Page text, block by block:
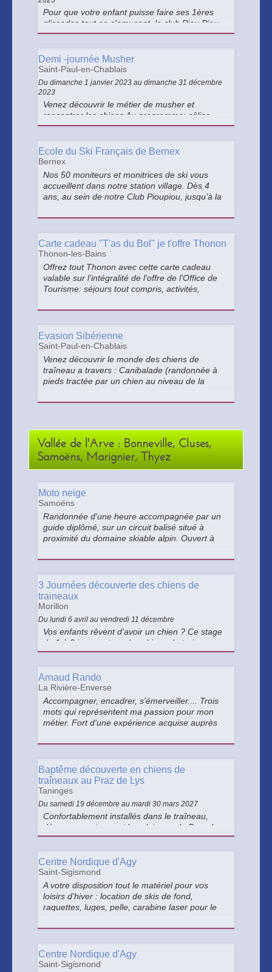
Pour que votre enfant puisse faire ses 1ères
glissades tout en s’amusant, le club Piou Piou
est une structure conçue pour l’apprentissage
cadre ludique et adapté. Pour les enfants de 4
et 5 ans.
Demi -journée Musher
Saint-Paul-en-Chablais
Du dimanche 1 janvier 2023 au dimanche 31 décembre
2023
Venez découvrir le métier de musher et
rencontrer les chiens Au programme: câlins,
brossage, explication du métier cani- balade
Ecole du Ski Français de Bernex
Bernex
Nos 50 moniteurs et monitrices de ski vous
accueillent dans notre station village. Dès 4
ans, au sein de notre Club Pioupiou, jusqu’à la
professionnel et convivial, en cours collectifs ou
Carte cadeau "T'as du Bol" je t'offre Thonon
Thonon-les-Bains
Offrez tout Thonon avec cette carte cadeau
valable sur l'intégralité de l'offre de l'Office de
Tourisme: séjours tout compris, activités,
produits du terroir, souvenirs... T'as du Bol avec
Evasion Sibérienne
Saint-Paul-en-Chablais
Venez découvrir le monde des chiens de
traîneau a travers : Canibalade (randonnée à
pieds tractée par un chien au niveau de la
Musher et camps d'été Ouvert tous les jours
Vallée de l'Arve : Bonneville, Cluses,
Samoëns, Marignier, Thyez
Moto neige
Samoëns
Randonnée d'une heure accompagnée par un
guide diplômé, sur un circuit balisé situé à
proximité du domaine skiable alpin. Ouvert à
3 Journées découverte des chiens de
traineaux
Morillon
Du lundi 6 avril au vendredi 11 décembre
Vos enfants rêvent d'avoir un chien ? Ce stage
de 1 à 3 jours autour des chiens de traineau
est fait pour lui ! 1 er secours canin, médiation
calins, promenade ! Confiez nous vos enfants
pendant 5h
Arnaud Rando
La Rivière-Enverse
Accompagner, encadrer, s'émerveiller.... Trois
mots qui représentent ma passion pour mon
métier. Fort d'une expérience acquise auprès
d"éducateur sportif m'a aujourd'hui conduit à
Baptême découverte en chiens de
traîneaux au Praz de Lys
Taninges
Du samedi 19 décembre au mardi 30 mars 2027
Confortablement installés dans le traîneau,
découvrez autrement les plateaux de Praz de
Lys et de Sommand, accompagnés de Thierry
passionnés et passionnants ! Réservation
avant votre séjour fortement conseillée !
Centre Nordique d'Agy
Saint-Sigismond
A votre disposition tout le matériel pour vos
loisirs d'hiver : location de skis de fond,
raquettes, luges, pelle, carabine laser pour le
Centre Nordique d'Agy
Saint-Sigismond